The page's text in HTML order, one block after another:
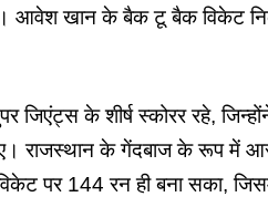
आवेश खान के बैक टू बैक विकेट
जिएंट्सके शीर्ष स्कोरर रहे,
राजस्थान के गेंदबाज के रूप में
पर 144 रन ही बना सका,